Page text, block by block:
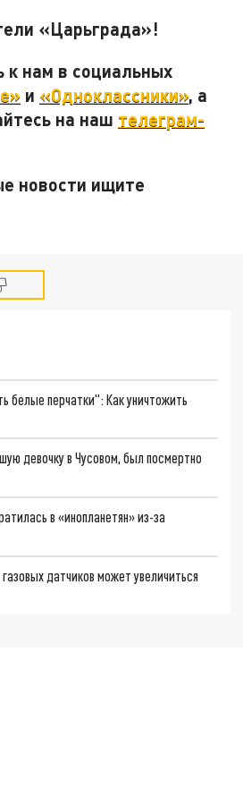
«Царьграда»!
к нам в социальных
и «Одноклассники», а
на наш телеграм-
новости ищите
белые перчатки": Как уничтожить
девочку в Чусовом, был посмертно
в «инопланетян» из-за
датчиков может увеличиться